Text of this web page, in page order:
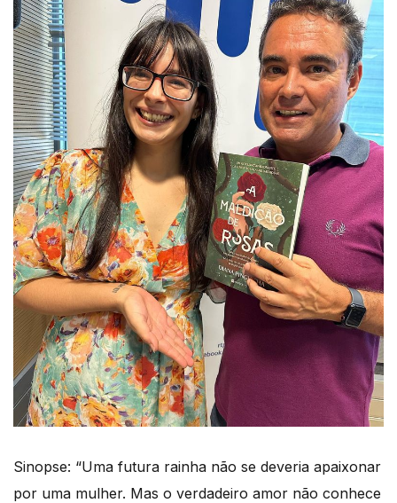
Sinopse: “Uma futura rainha não se deveria apaixonar
por uma mulher. Mas o verdadeiro amor não conhece